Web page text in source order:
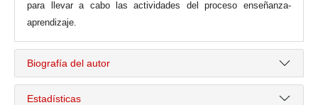
para llevar a cabo las actividades del proceso enseñanza-
aprendizaje.
Biografía del autor
Estadísticas